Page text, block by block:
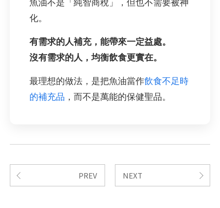
魚油不是「純智商稅」，但也不需要被神
化。
有需求的人補充，能帶來一定益處。
沒有需求的人，均衡飲食更實在。
最理想的做法，是把魚油當作飲食不足時
的補充品 ，而不是萬能的保健聖品。
PREV NEXT